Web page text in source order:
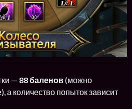
— 88 баленов(можно
а количество попыток зависит